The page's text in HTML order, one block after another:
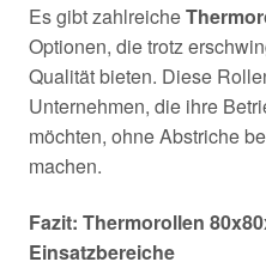
Es gibt zahlreiche
Optionen, die trotz
Qualität bieten. Diese
Unternehmen, die ihre
möchten, ohne Abstriche
machen.
Fazit: Thermorollen
Einsatzbereiche